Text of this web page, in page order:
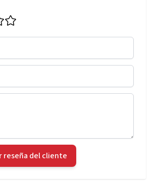
reseña del cliente